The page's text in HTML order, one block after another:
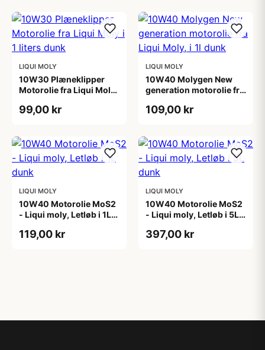
LIQUI MOLY
10W30 Plæneklipper
Motorolie fra Liqui Moly i
99,00 kr
LIQUI MOLY
10W40 Molygen New
generation motorolie fra
109,00 kr
LIQUI MOLY
10W40 Motorolie MoS2
- Liqui moly, Letløb i 1L
119,00 kr
LIQUI MOLY
10W40 Motorolie MoS2
- Liqui moly, Letløb i 5L
397,00 kr